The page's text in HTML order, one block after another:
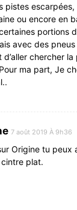
pistes
ou encore en
portions
avec des pneus
d’aller chercher
ma part, Je
7 août 2019 À 9h36
Origine tu peux
plat.